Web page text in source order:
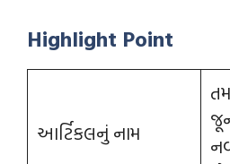
Highlight Point
આર્ટિકલનું નામ